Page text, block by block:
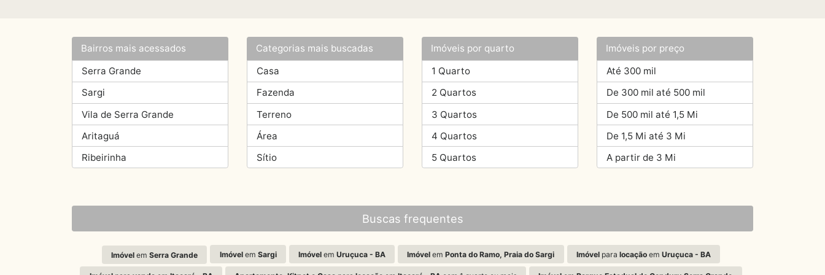
Bairros mais acessados
Serra Grande
Sargi
Vila de Serra Grande
Aritaguá
Ribeirinha
Categorias mais buscadas
Casa
Fazenda
Terreno
Área
Sítio
Imóveis por quarto
1 Quarto
2 Quartos
3 Quartos
4 Quartos
5 Quartos
Imóveis por preço
Até 300 mil
De 300 mil até 500 mil
De 500 mil até 1,5 Mi
De 1,5 Mi até 3 Mi
A partir de 3 Mi
Buscas frequentes
Imóvel emSerra Grande Imóvelem Sargi Imóvel em Uruçuca - BA Imóvel emPonta do Ramo, Praia do Sargi Imóvelpara locaçãoem Uruçuca - BA